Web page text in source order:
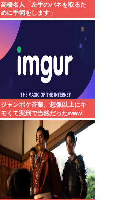
高橋名人「左手のバネを取るた
めに手術をします」
ジャンポケ斉藤、想像以上にキ
モくて実刑で当然だったwww